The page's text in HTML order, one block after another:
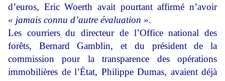
d’euros, Eric Woerth avait pourtant affirmé n’avoir
« jamais connu d’autre évaluation ».
Les courriers du directeur de l’Office national des
forêts, Bernard Gamblin, et du président de la
commission pour la transparence des opérations
immobilières de l’État, Philippe Dumas, avaient déjà